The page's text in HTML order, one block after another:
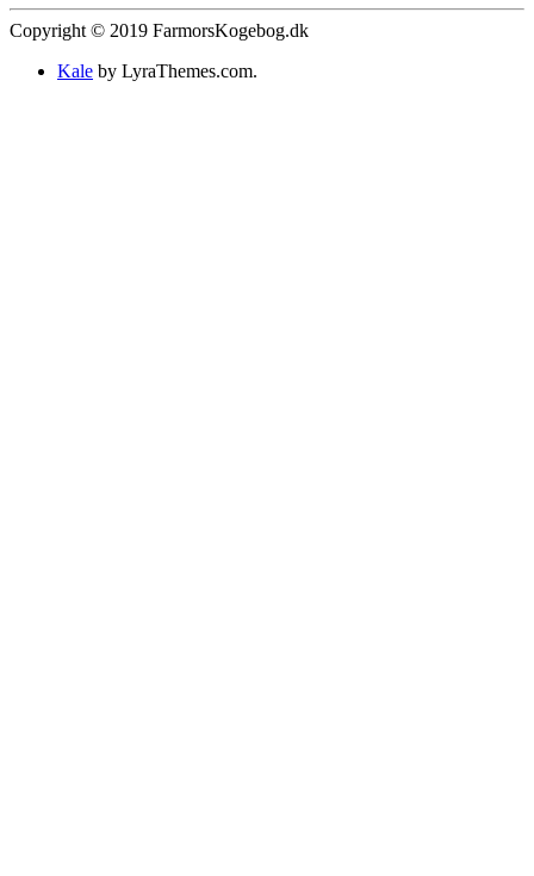
Copyright © 2019 FarmorsKogebog.dk
Kale by LyraThemes.com.